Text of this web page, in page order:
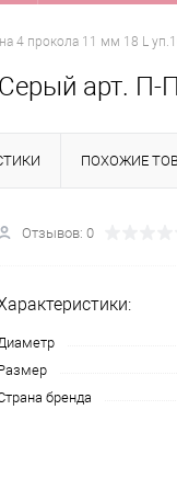
4 прокола 11 мм 18 L
арт.
ПОХОЖИЕ
Отзывов: 0
бренда